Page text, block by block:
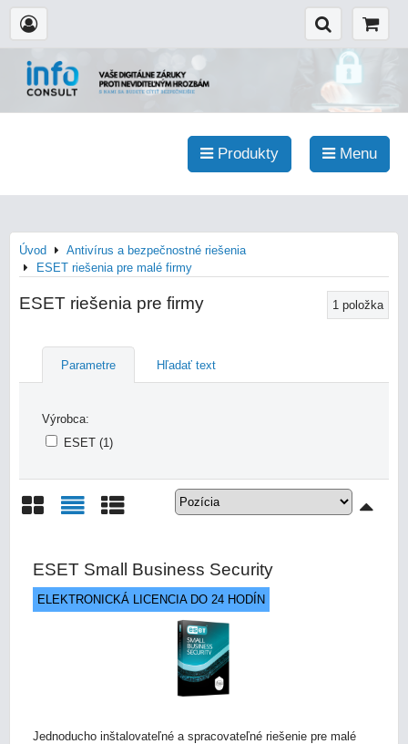
Produkty Menu
Úvod
Antivírus a bezpečnostné riešenia
ESET riešenia pre malé firmy
ESET riešenia pre firmy 1 položka
Parametre Hľadať text
Výrobca:
ESET (1)
ESET Small Business Security
ELEKTRONICKÁ LICENCIA DO 24 HODÍN
Jednoducho inštalovateľné a spracovateľné riešenie pre malé